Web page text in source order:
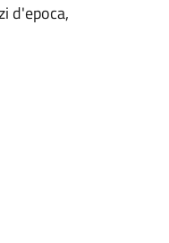
d'epoca,